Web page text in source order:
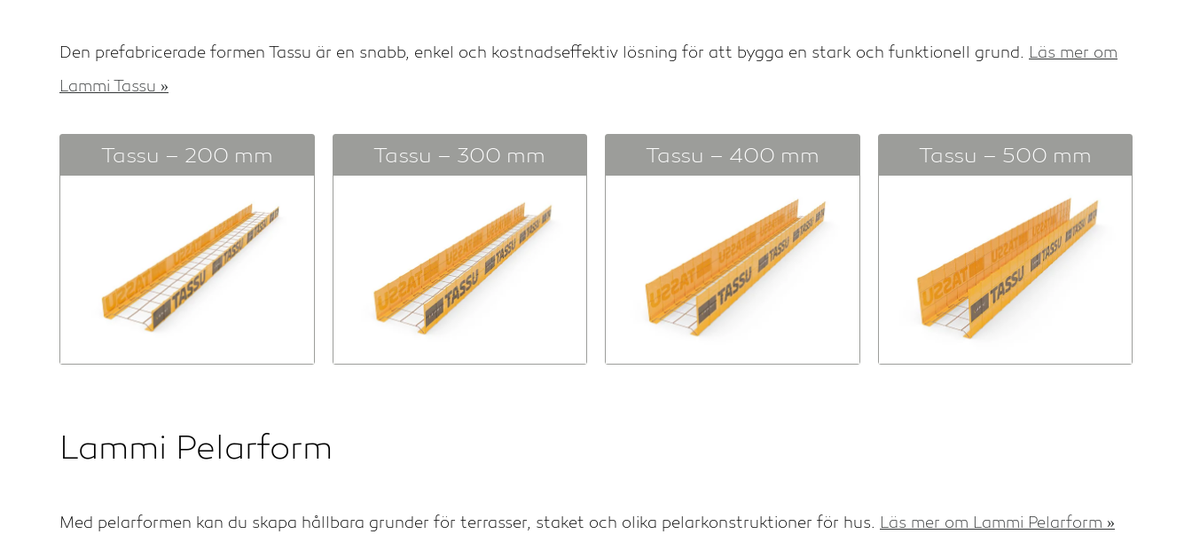
Den prefabricerade formen Tassu är en snabb, enkel och kostnadseffektiv lösning för att bygga en stark och funktionell grund. Läs mer om
Lammi Tassu
Tassu – 200 mm Tassu – 300 mm Tassu – 400 mm Tassu – 500 mm
Lammi Pelarform
Med pelarformen kan du skapa hållbara grunder för terrasser, staket och olika pelarkonstruktioner för hus. Läs mer om Lammi Pelarform